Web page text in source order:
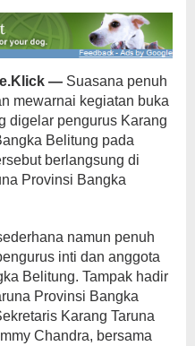
— Suasana penuh
mewarnai kegiatan buka
digelar pengurus Karang
Belitung pada
berlangsung di
Provinsi Bangka
namun penuh
inti dan anggota
Belitung. Tampak hadir
Provinsi Bangka
Karang Taruna
Chandra, bersama